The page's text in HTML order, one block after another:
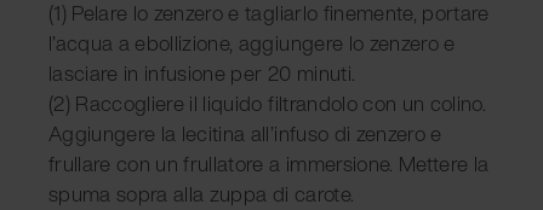
(1) Pelare lo zenzero e tagliarlo finemente, portare
l’acqua a ebollizione, aggiungere lo zenzero e
lasciare in infusione per 20 minuti.
(2) Raccogliere il liquido filtrandolo con un colino.
Aggiungere la lecitina all’infuso di zenzero e
frullare con un frullatore a immersione. Mettere la
spuma sopra alla zuppa di carote.